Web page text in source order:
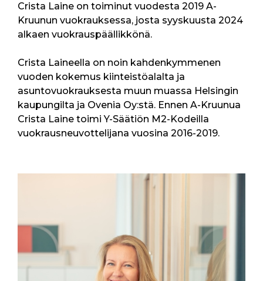
Crista Laine on toiminut vuodesta 2019 A-
Kruunun vuokrauksessa, josta syyskuusta 2024
alkaen vuokrauspäällikkönä.
Crista Laineella on noin kahdenkymmenen
vuoden kokemus kiinteistöalalta ja
asuntovuokrauksesta muun muassa Helsingin
kaupungilta ja Ovenia Oy:stä. Ennen A-Kruunua
Crista Laine toimi Y-Säätiön M2-Kodeilla
vuokrausneuvottelijana vuosina 2016-2019.